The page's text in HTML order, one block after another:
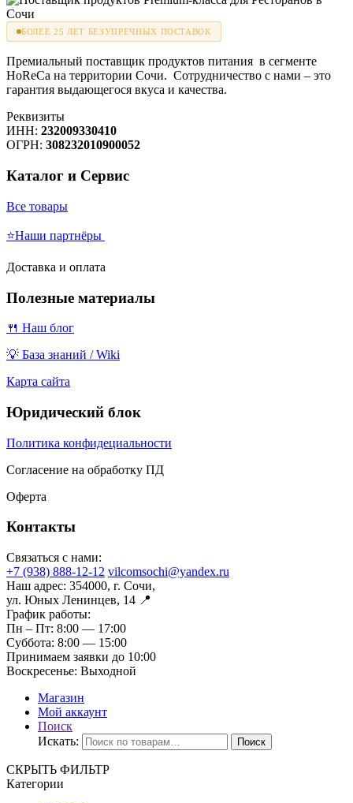
БОЛЕЕ 25 ЛЕТ БЕЗУПРЕЧНЫХ ПОСТАВОК
Премиальный поставщик продуктов питания в сегменте
HoReCa на территории Сочи. Сотрудничество с нами – это
гарантия выдающегося вкуса и качества.
Реквизиты
ИНН: 232009330410
ОГРН: 308232010900052
Каталог и Сервис
Все товары
⭐Наши партнёры
Доставка и оплата
Полезные материалы
🍴 Наш блог
💡 База знаний / Wiki
Карта сайта
Юридический блок
Политика конфидециальности
Согласение на обработку ПД
Оферта
Контакты
Связаться с нами:
+7 (938) 888-12-12 vilcomsochi@yandex.ru
Наш адрес: 354000, г. Сочи,
ул. Юных Ленинцев, 14 📍
График работы:
Пн – Пт: 8:00 — 17:00
Суббота: 8:00 — 15:00
Принимаем заявки до 10:00
Воскресенье: Выходной
Магазин
Мой аккаунт
Поиск
Искать:
Поиск
СКРЫТЬ ФИЛЬТР
Категории